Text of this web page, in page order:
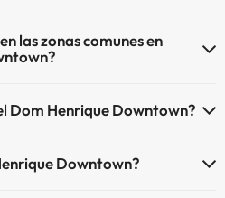
las zonas comunes en
Dom Henrique Downtown?
Downtown?